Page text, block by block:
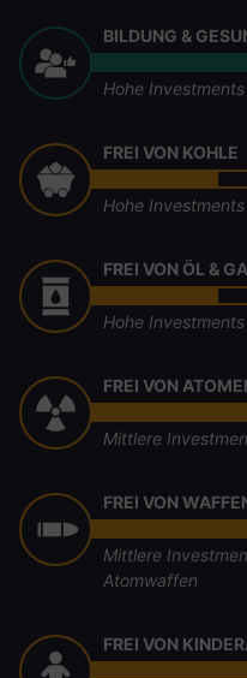
BILDUNG &
Hohe
FREI VON KOHLE
Hohe
FREI VON ÖL &
Hohe
FREI VON
Mittlere
FREI VON
Mittlere
Atomwaffen
FREI VON